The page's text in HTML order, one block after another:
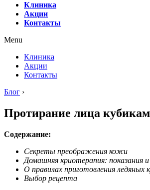
Клиника
Акции
Контакты
Menu
Клиника
Акции
Контакты
Блог ›
Протирание лица
Содержание:
Секреты преображения кожи
Домашняя криотерапия: показания
О правилах приготовления ледяных
Выбор рецепта